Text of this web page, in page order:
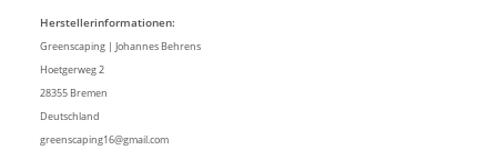
Herstellerinformationen:
Greenscaping | Johannes Behrens
Hoetgerweg 2
28355 Bremen
Deutschland
greenscaping16@gmail.com